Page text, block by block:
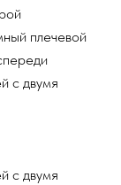
плечевой
с двумя
с двумя